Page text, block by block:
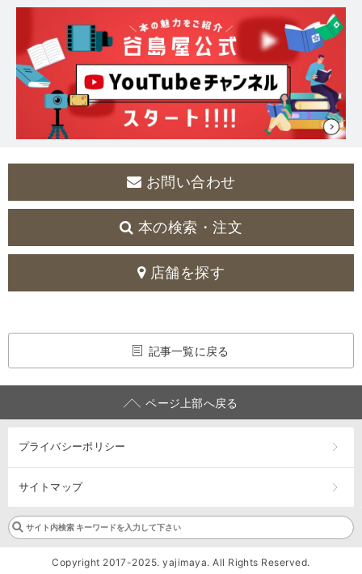
お問い合わせ
本の検索・注文
店舗を探す
記事一覧に戻る
ページ上部へ戻る
プライバシーポリシー
サイトマップ
Copyright 2017-2025. yajimaya. All Rights Reserved.